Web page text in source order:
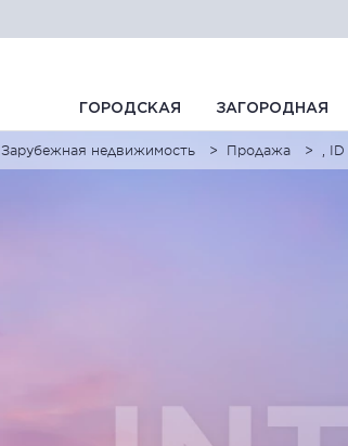
ГОРОДСКАЯ ЗАГОРОДНАЯ
Зарубежная недвижимость Продажа ,